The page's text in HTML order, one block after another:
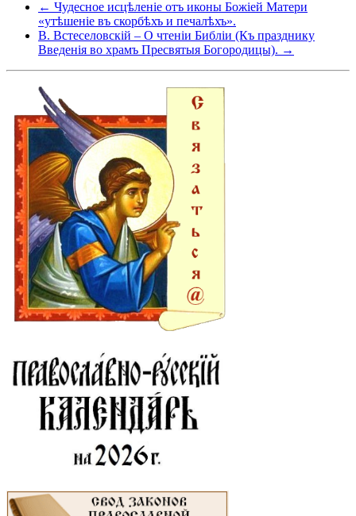
← Чудесное исцѣленіе отъ иконы Божіей Матери
«утѣшеніе въ скорбѣхъ и печалѣхъ».
B. Встеселовскій – О чтеніи Библіи (Къ празднику
Введенія во храмъ Пресвятыя Богородицы). →